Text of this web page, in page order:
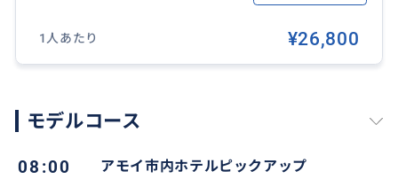
1人あたり ¥26,800
モデルコース
08:00 アモイ市内ホテルピックアップ